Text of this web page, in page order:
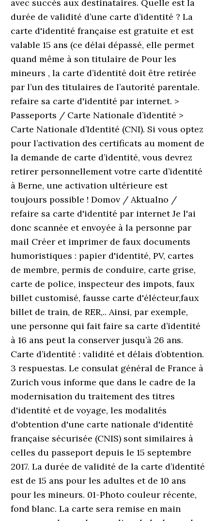
avec succès aux destinataires. Quelle est la
durée de validité d’une carte d’identité ? La
carte d'identité française est gratuite et est
valable 15 ans (ce délai dépassé, elle permet
quand même à son titulaire de Pour les
mineurs , la carte d’identité doit être retirée
par l’un des titulaires de l’autorité parentale.
refaire sa carte d'identité par internet. >
Passeports / Carte Nationale d’identité >
Carte Nationale d’Identité (CNI). Si vous optez
pour l’activation des certificats au moment de
la demande de carte d’identité, vous devrez
retirer personnellement votre carte d’identité
à Berne, une activation ultérieure est
toujours possible ! Domov / Aktualno /
refaire sa carte d'identité par internet Je l'ai
donc scannée et envoyée à la personne par
mail Créer et imprimer de faux documents
humoristiques : papier d'identité, PV, cartes
de membre, permis de conduire, carte grise,
carte de police, inspecteur des impots, faux
billet customisé, fausse carte d'élécteur,faux
billet de train, de RER,.. Ainsi, par exemple,
une personne qui fait faire sa carte d’identité
à 16 ans peut la conserver jusqu’à 26 ans.
Carte d’identité : validité et délais d’obtention.
3 respuestas. Le consulat général de France à
Zurich vous informe que dans le cadre de la
modernisation du traitement des titres
d'identité et de voyage, les modalités
d'obtention d'une carte nationale d'identité
française sécurisée (CNIS) sont similaires à
celles du passeport depuis le 15 septembre
2017. La durée de validité de la carte d’identité
est de 15 ans pour les adultes et de 10 ans
pour les mineurs. 01-Photo couleur récente,
fond blanc. La carte sera remise en main